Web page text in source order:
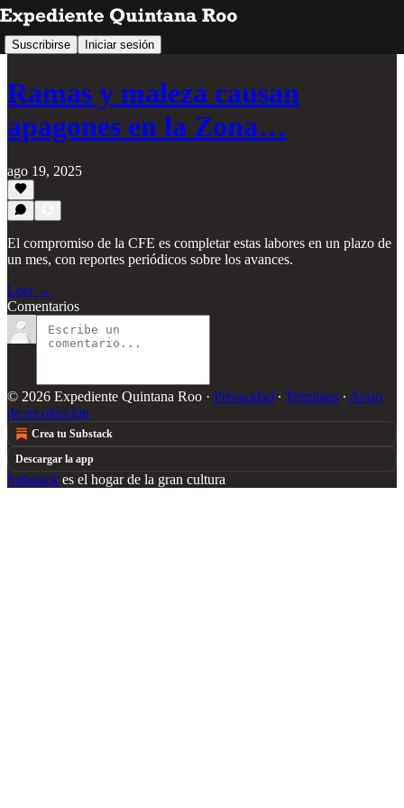
Suscribirse Iniciar sesión
Ramas y maleza causan
apagones en la Zona…
ago 19, 2025
El compromiso de la CFE es completar estas labores en un plazo de
un mes, con reportes periódicos sobre los avances.
Leer →
Comentarios
© 2026 Expediente Quintana Roo · Privacidad ∙ Términos ∙ Aviso
de recolección
Crea tu Substack
Descargar la app
Substack es el hogar de la gran cultura